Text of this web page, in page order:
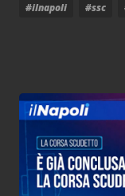
#ilnapoli #ssc